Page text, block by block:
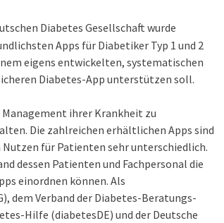
Diabetes Gesellschaft wurde
Apps für Diabetiker Typ 1 und 2
eigens entwickelten, systematischen
Diabetes-App unterstützen soll.
ihrer Krankheit zu
Die zahlreichen erhältlichen Apps sind
für Patienten sehr unterschiedlich.
dessen Patienten und Fachpersonal die
einordnen können. Als
dem Verband der Diabetes-Beratungs-
Hilfe (diabetesDE) und der Deutsche